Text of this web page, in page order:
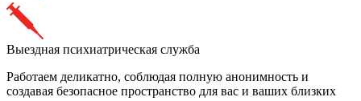
Выездная психиатрическая служба
Работаем деликатно, соблюдая полную анонимность и
создавая безопасное пространство для вас и ваших близких